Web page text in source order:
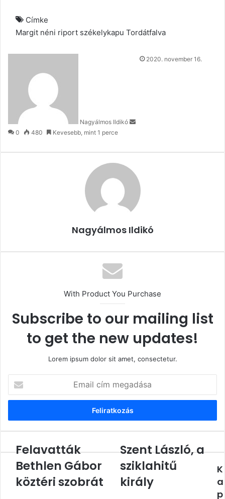
Címke
Margit néni riport székelykapu Tordátfalva
Nagyálmos Ildikó
Send2020. november 16.
0 480 Kevesebb, mint 1 perce
Nagyálmos Ildikó
With Product You Purchase
Subscribe to our mailing list
to get the new updates!
Lorem ipsum dolor sit amet, consectetur.
cím
megadása
Felavatták
Gábor
köztéri
szobrát
Felavatták
Bethlen Gábor
köztéri szobrát
Szent
a
sziklahitű
király
Szent László, a
sziklahitű
király
K
a
p